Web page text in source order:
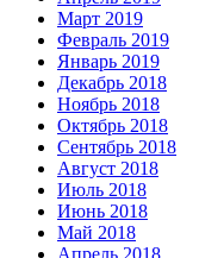
Март 2019
Февраль 2019
Январь 2019
Декабрь 2018
Ноябрь 2018
Октябрь 2018
Сентябрь 2018
Август 2018
Июль 2018
Июнь 2018
Май 2018